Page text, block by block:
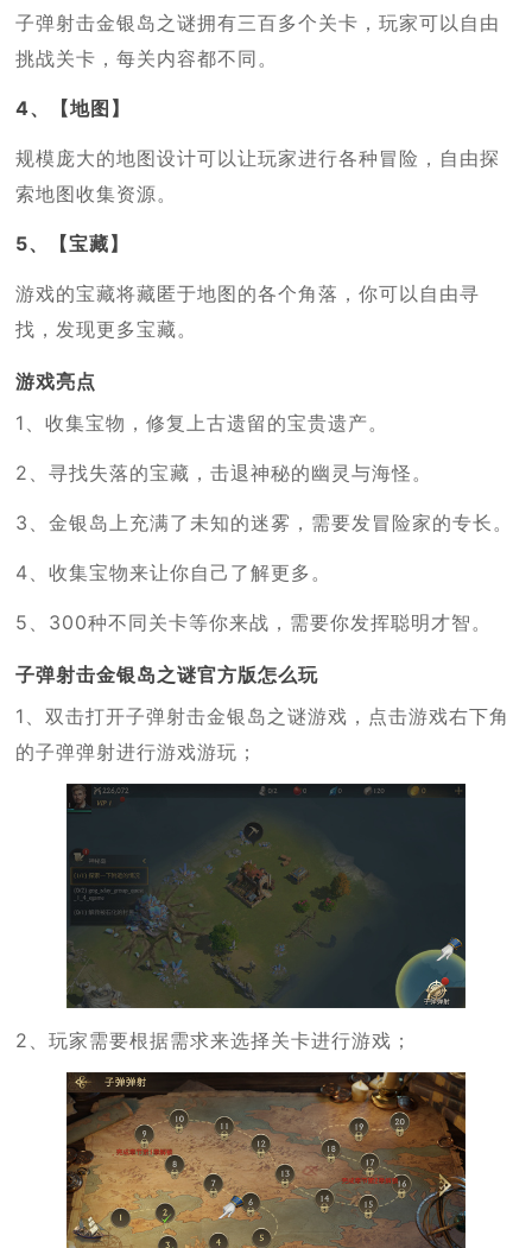
子弹射击金银岛之谜拥有三百多个关卡，玩家可以自由
挑战关卡，每关内容都不同。
4、【地图】
规模庞大的地图设计可以让玩家进行各种冒险，自由探
索地图收集资源。
5、【宝藏】
游戏的宝藏将藏匿于地图的各个角落，你可以自由寻
找，发现更多宝藏。
游戏亮点
1、收集宝物，修复上古遗留的宝贵遗产。
2、寻找失落的宝藏，击退神秘的幽灵与海怪。
3、金银岛上充满了未知的迷雾，需要发冒险家的专长。
4、收集宝物来让你自己了解更多。
5、300种不同关卡等你来战，需要你发挥聪明才智。
子弹射击金银岛之谜官方版怎么玩
1、双击打开子弹射击金银岛之谜游戏，点击游戏右下角
的子弹弹射进行游戏游玩；
2、玩家需要根据需求来选择关卡进行游戏；